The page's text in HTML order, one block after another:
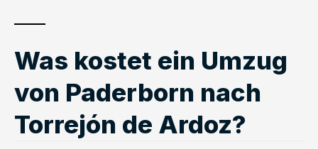
Was kostet ein Umzug
von Paderborn nach
Torrejón de Ardoz?